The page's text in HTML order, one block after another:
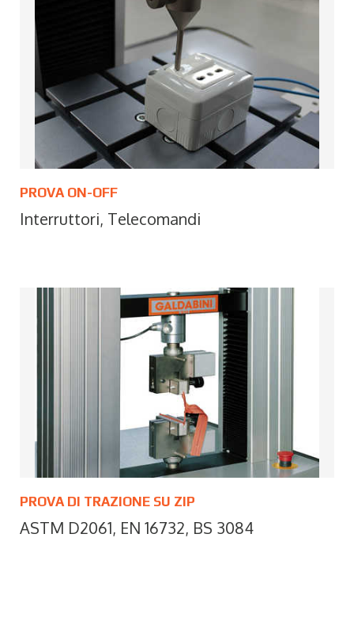
PROVA ON-OFF
Interruttori, Telecomandi
PROVA DI TRAZIONE SU ZIP
ASTM D2061, EN 16732, BS 3084